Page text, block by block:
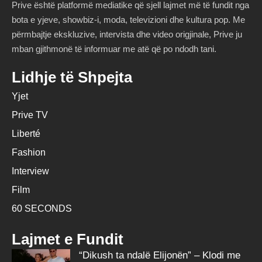
Prive është platformë mediatike që sjell lajmet më të fundit nga
bota e yjeve, showbiz-i, moda, televizioni dhe kultura pop. Me
përmbajtje ekskluzive, intervista dhe video origjinale, Prive ju
mban gjithmonë të informuar me atë që po ndodh tani.
Lidhje të Shpejta
Yjet
Prive TV
Liberté
Fashion
Interview
Film
60 SECONDS
Lajmet e Fundit
“Dikush ta ndalë Elijonën” – Klodi me